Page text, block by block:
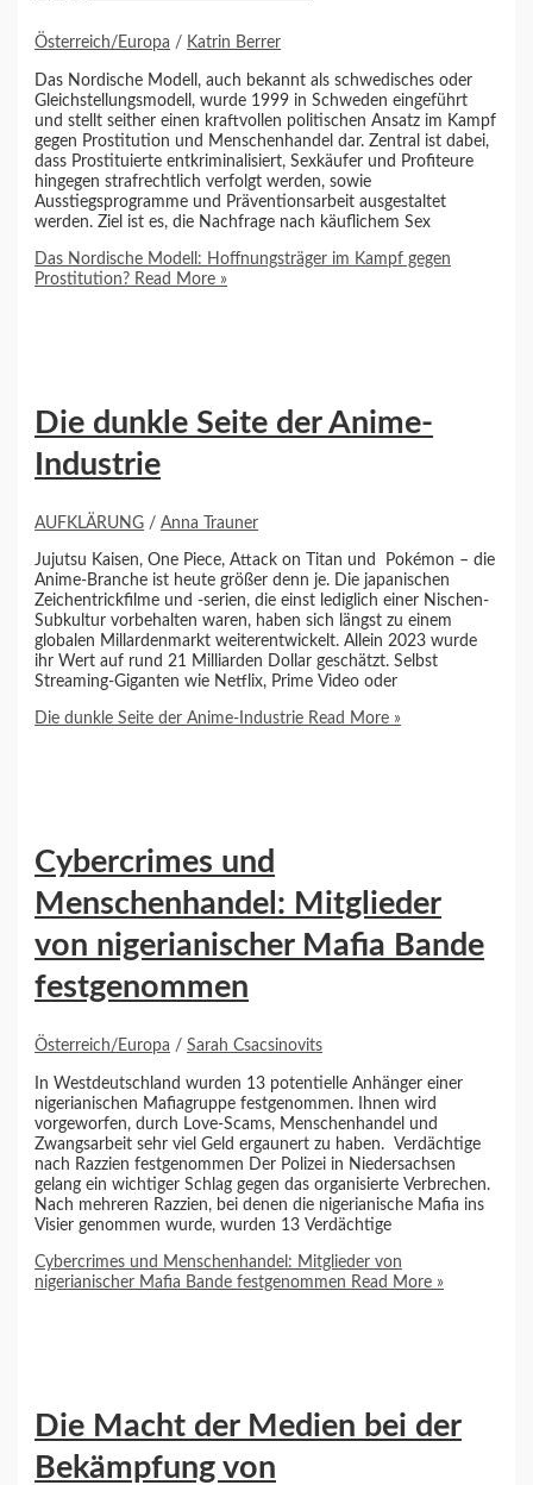
Österreich/Europa / Katrin Berrer
Das Nordische Modell, auch bekannt als schwedisches oder
Gleichstellungsmodell, wurde 1999 in Schweden eingeführt
und stellt seither einen kraftvollen politischen Ansatz im Kampf
gegen Prostitution und Menschenhandel dar. Zentral ist dabei,
dass Prostituierte entkriminalisiert, Sexkäufer und Profiteure
hingegen strafrechtlich verfolgt werden, sowie
Ausstiegsprogramme und Präventionsarbeit ausgestaltet
werden. Ziel ist es, die Nachfrage nach käuflichem Sex
Das Nordische Modell: Hoffnungsträger im Kampf gegen
Prostitution? Read More »
Die dunkle Seite der Anime-
Industrie
AUFKLÄRUNG /Anna Trauner
Jujutsu Kaisen, One Piece, Attack on Titan und Pokémon – die
Anime-Branche ist heute größer denn je. Die japanischen
Zeichentrickfilme und -serien, die einst lediglich einer Nischen-
Subkultur vorbehalten waren, haben sich längst zu einem
globalen Millardenmarkt weiterentwickelt. Allein 2023 wurde
ihr Wert auf rund 21 Milliarden Dollar geschätzt. Selbst
Streaming-Giganten wie Netflix, Prime Video oder
Die dunkle Seite der Anime-Industrie Read More »
Cybercrimes und
Menschenhandel: Mitglieder
von nigerianischer Mafia Bande
festgenommen
Österreich/Europa /Sarah Csacsinovits
In Westdeutschland wurden 13 potentielle Anhänger einer
nigerianischen Mafiagruppe festgenommen. Ihnen wird
vorgeworfen, durch Love-Scams, Menschenhandel und
Zwangsarbeit sehr viel Geld ergaunert zu haben. Verdächtige
nach Razzien festgenommen Der Polizei in Niedersachsen
gelang ein wichtiger Schlag gegen das organisierte Verbrechen.
Nach mehreren Razzien, bei denen die nigerianische Mafia ins
Visier genommen wurde, wurden 13 Verdächtige
Cybercrimes und Menschenhandel: Mitglieder von
nigerianischer Mafia Bande festgenommen Read More »
Die Macht der Medien bei der
Bekämpfung von